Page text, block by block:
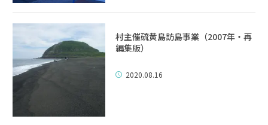
村主催硫黄島訪島事業（2007年・再
編集版）
2020.08.16